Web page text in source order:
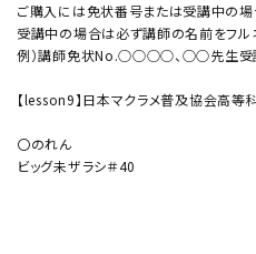
ご購入には免状番号または受講中の場
受講中の場合は必ず講師の名前をフル
例）講師免状No.○○○○、○○先生受
【lesson9】日本マクラメ普及協会高等
〇のれん
ビッグ未ザラシ＃40